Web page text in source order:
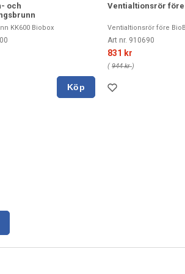
och
KK600 Biobox
Köp
Ventialtionsrör före
Ventialtionsrör före
Art nr. 910690
831 kr
( 944 kr)